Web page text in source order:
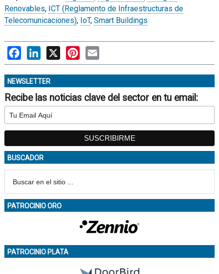
Renovables, ICT (Reglamento de Infraestructuras de
Telecomunicaciones), IoT, Smart Buildings
FacebookLinkedIn
X PinterestEmail
NEWSLETTER
Recibe las noticias clave del sector en tu email:
BUSCADOR
PATROCINIO ORO
PATROCINIO PLATA